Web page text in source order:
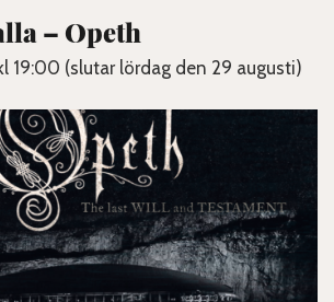
– Opeth
19:00 (slutar lördag den 29 augusti)